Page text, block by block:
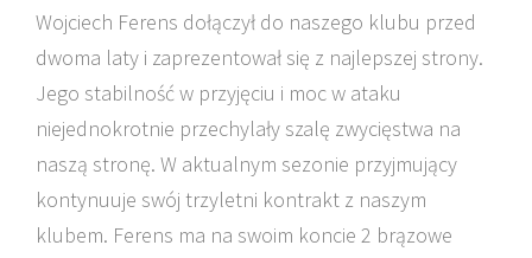
Wojciech Ferens dołączył do naszego klubu przed
dwoma laty i zaprezentował się z najlepszej strony.
Jego stabilność w przyjęciu i moc w ataku
niejednokrotnie przechylały szalę zwycięstwa na
naszą stronę. W aktualnym sezonie przyjmujący
kontynuuje swój trzyletni kontrakt z naszym
klubem. Ferens ma na swoim koncie 2 brązowe